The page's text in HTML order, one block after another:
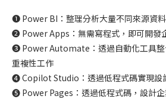
➊ Power BI：整理分析大量不同來源資
➋ Power Apps：無需寫程式，即可開發
➌ Power Automate：透過自動化工具整
重複性工作
➍ Copilot Studio：透過低程式碼實現設
➎ Power Pages：透過低程式碼，設計